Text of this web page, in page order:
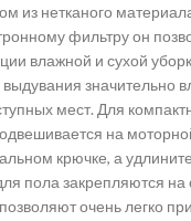
из нетканого
фильтру он
влажной и сухой
значительно
мест. Для
на
крючке, а
пола закрепляются на
очень легко